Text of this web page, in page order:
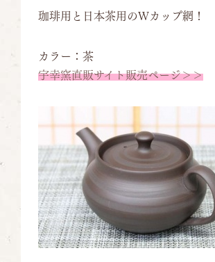
珈琲用と日本茶用のＷカップ網！
カラー：茶
宇幸窯直販サイト販売ページ＞＞